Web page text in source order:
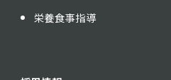
栄養食事指導